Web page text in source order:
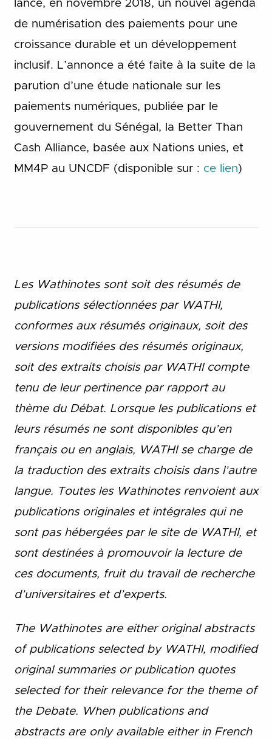
lancé, en novembre 2018, un nouvel agenda
de numérisation des paiements pour une
croissance durable et un développement
inclusif. L’annonce a été faite à la suite de la
parution d’une étude nationale sur les
paiements numériques, publiée par le
gouvernement du Sénégal, la Better Than
Cash Alliance, basée aux Nations unies, et
MM4P au UNCDF (disponible sur : ce lien)
Les Wathinotes sont soit des résumés de
publications sélectionnées par WATHI,
conformes aux résumés originaux, soit des
versions modifiées des résumés originaux,
soit des extraits choisis par WATHI compte
tenu de leur pertinence par rapport au
thème du Débat. Lorsque les publications et
leurs résumés ne sont disponibles qu’en
français ou en anglais, WATHI se charge de
la traduction des extraits choisis dans l’autre
langue. Toutes les Wathinotes renvoient aux
publications originales et intégrales qui ne
sont pas hébergées par le site de WATHI, et
sont destinées à promouvoir la lecture de
ces documents, fruit du travail de recherche
d’universitaires et d’experts.
The Wathinotes are either original abstracts
of publications selected by WATHI, modified
original summaries or publication quotes
selected for their relevance for the theme of
the Debate. When publications and
abstracts are only available either in French